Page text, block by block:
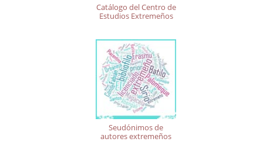
Catálogo del Centro de
Estudios Extremeños
Seudónimos de
autores extremeños